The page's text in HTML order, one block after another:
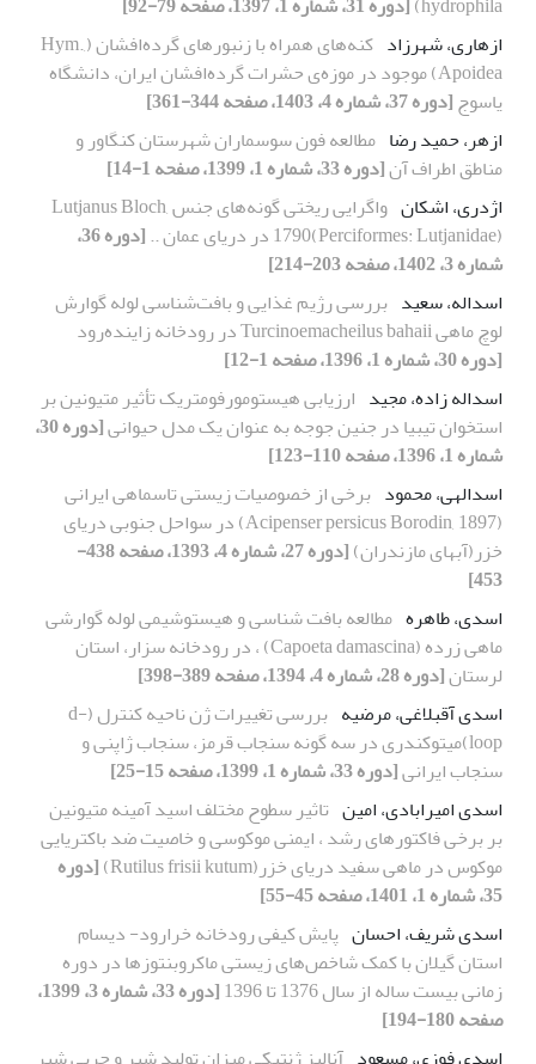
ازهاری، شهرزاد
کنه‌های همراه با زنبورهای گرده‌افشان (Hym.,
Apoidea) موجود در موزه‌ی حشرات گرده‌افشان ایران، دانشگاه
یاسوج[دوره 37، شماره 4، 1403، صفحه 344-361]
ازهر، حمید رضا مطالعه فون سوسماران شهرستان کنگاور و
مناطق اطراف آن[دوره 33، شماره 1، 1399، صفحه 1-14]
اژدری، اشکان
واگرایی ریختی گونه‌های جنس Lutjanus Bloch,
1790(Perciformes: Lutjanidae) در دریای عمان ..
[دوره 36،
شماره 3، 1402، صفحه 203-214]
اسداله، سعید بررسی رژیم غذایی و بافت‌شناسی لوله گوارش
لوچ ماهی Turcinoemacheilus bahaii در رودخانه زاینده‌رود
[دوره 30، شماره 1، 1396، صفحه 1-12]
اسداله زاده، مجید ارزیابی هیستومورفومتریک تأثیر متیونین بر
استخوان تیبیا در جنین جوجه به عنوان یک مدل حیوانی
[دوره 30،
شماره 1، 1396، صفحه 110-123]
اسدالهی، محمود برخی از خصوصیات زیستی تاسماهی ایرانی
(Acipenser persicus Borodin, 1897) در سواحل جنوبی دریای
خزر(آبهای مازندران)
[دوره 27، شماره 4، 1393، صفحه 438-
453]
اسدی، طاهره مطالعه بافت شناسی و هیستوشیمی لوله گوارشی
ماهی زرده (Capoeta damascina) ، در رودخانه سزار، استان
لرستان[دوره 28، شماره 4، 1394، صفحه 389-398]
اسدی آقبلاغی، مرضیه
بررسی تغییرات ژن ناحیه کنترل (d-
loop)میتوکندری در سه گونه سنجاب قرمز، سنجاب ژاپنی و
سنجاب ایرانی[دوره 33، شماره 1، 1399، صفحه 15-25]
اسدی امیرابادی، امین تاثیر سطوح مختلف اسید آمینه متیونین
بر برخی فاکتورهای رشد ، ایمنی موکوسی و خاصیت ضد باکتریایی
موکوس در ماهی سفید دریای خزر(Rutilus frisii kutum)
[دوره
35، شماره 1، 1401، صفحه 45-55]
اسدی شریف، احسان پایش کیفی رودخانه خرارود- دیسام
استان گیلان با کمک شاخص‌های زیستی ماکروبنتوزها در دوره
زمانی بیست ساله از سال 1376 تا 1396
[دوره 33، شماره 3، 1399،
صفحه 180-194]